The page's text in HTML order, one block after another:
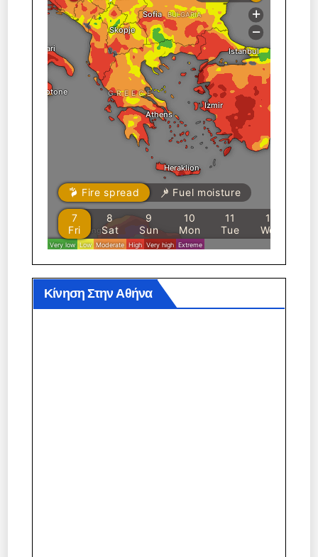
Κίνηση Στην Αθήνα